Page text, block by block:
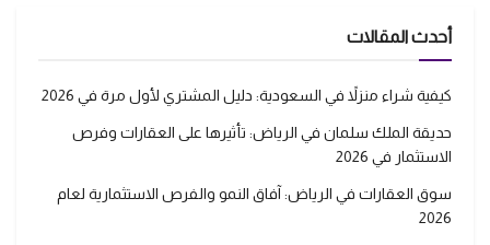
أحدث المقالات
كيفية شراء منزلاً في السعودية: دليل المشتري لأول مرة في 2026
حديقة الملك سلمان في الرياض: تأثيرها على العقارات وفرص
الاستثمار في 2026
سوق العقارات في الرياض: آفاق النمو والفرص الاستثمارية لعام
2026